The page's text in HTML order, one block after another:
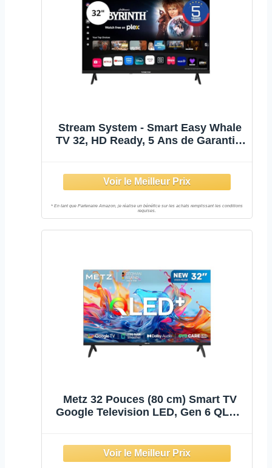
Stream System - Smart Easy Whale
TV 32, HD Ready, 5 Ans de Garantie,
Assistant Google, Wi-FI, DVB-
T2/C/S2, Mode hôtel – Modèle
S32HWKA1
Metz 32 Pouces (80 cm) Smart TV
Google Television LED, Gen 6 QLED
1.5GB RAM Amélioration
(32MQH7000Z, 2026 Nouveau